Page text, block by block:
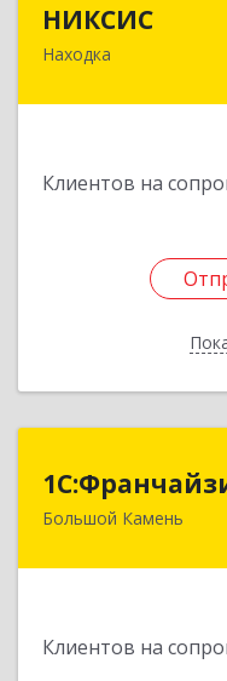
НИКСИС
Находка
Клиентов на
Большой Камень
Клиентов на
692806,